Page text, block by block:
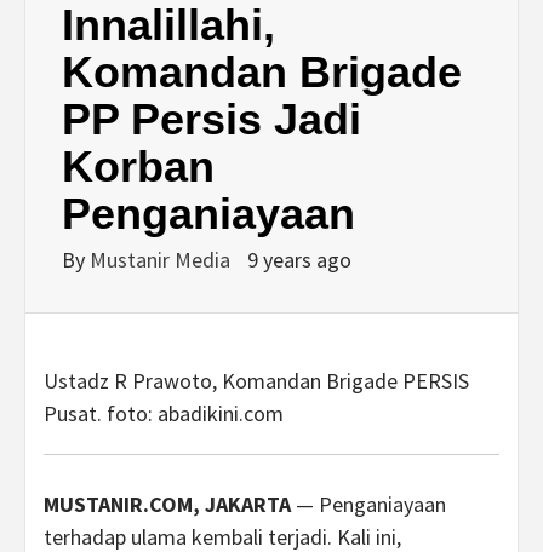
Innalillahi,
Komandan Brigade
PP Persis Jadi
Korban
Penganiayaan
By Mustanir Media 9 years ago
Ustadz R Prawoto, Komandan Brigade PERSIS
Pusat. foto: abadikini.com
MUSTANIR.COM, JAKARTA— Penganiayaan
terhadap ulama kembali terjadi. Kali ini,